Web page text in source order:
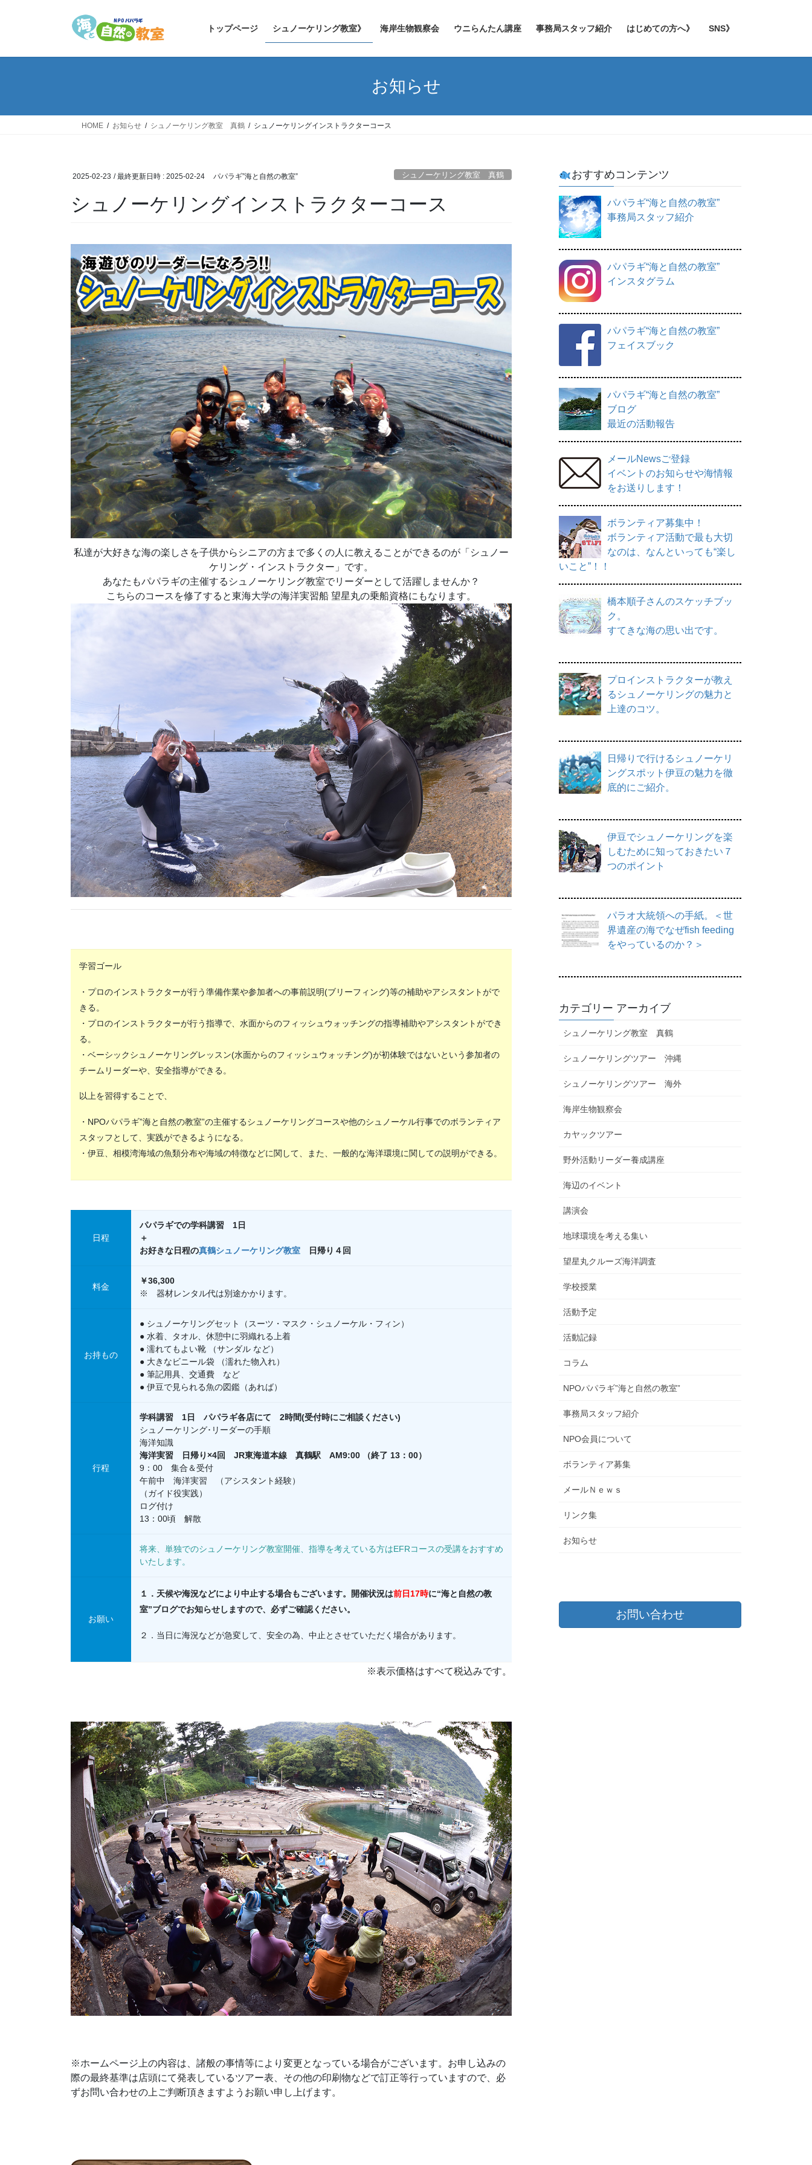
トップページ シュノーケリング教室》 海岸生物観察会 ウニらんたん講座 事務局スタッフ紹介 はじめての方へ》 SNS》
お知らせ
HOME お知らせ シュノーケリング教室 真鶴 シュノーケリングインストラクターコース
2025-02-23 / 最終更新日時 : 2025-02-24 パパラギ”海と自然の教室” シュノーケリング教室 真鶴
シュノーケリングインストラクターコース
私達が大好きな海の楽しさを子供からシニアの方まで多くの人に教えることができるのが「シュノー
ケリング・インストラクター」です。
あなたもパパラギの主催するシュノーケリング教室でリーダーとして活躍しませんか？
こちらのコースを修了すると東海大学の海洋実習船 望星丸の乗船資格にもなります。
学習ゴール
・プロのインストラクターが行う準備作業や参加者への事前説明(ブリーフィング)等の補助やアシスタントがで
きる。
・プロのインストラクターが行う指導で、水面からのフィッシュウォッチングの指導補助やアシスタントができ
る。
・ベーシックシュノーケリングレッスン(水面からのフィッシュウォッチング)が初体験ではないという参加者の
チームリーダーや、安全指導ができる。
以上を習得することで、
・NPOパパラギ”海と自然の教室”の主催するシュノーケリングコースや他のシュノーケル行事でのボランティア
スタッフとして、実践ができるようになる。
・伊豆、相模湾海域の魚類分布や海域の特徴などに関して、また、一般的な海洋環境に関しての説明ができる。
日程
パパラギでの学科講習 1日
＋
お好きな日程の真鶴シュノーケリング教室 日帰り４回
料金
￥36,300
※ 器材レンタル代は別途かかります。
お持もの
● シュノーケリングセット（スーツ・マスク・シュノーケル・フィン）
● 水着、タオル、休憩中に羽織れる上着
● 濡れてもよい靴 （サンダル など）
● 大きなビニール袋 （濡れた物入れ）
● 筆記用具、交通費 など
● 伊豆で見られる魚の図鑑（あれば）
行程
学科講習 1日 パパラギ各店にて 2時間(受付時にご相談ください)
シュノーケリング･リーダーの手順
海洋知識
海洋実習 日帰り×4回 JR東海道本線 真鶴駅 AM9:00 （終了 13：00）
9：00 集合＆受付
午前中 海洋実習 （アシスタント経験）
（ガイド役実践）
ログ付け
13：00頃 解散
将来、単独でのシュノーケリング教室開催、指導を考えている方はEFRコースの受講をおすすめ
いたします。
お願い
１．天候や海況などにより中止する場合もございます。開催状況は前日17時に“海と自然の教
室”ブログでお知らせしますので、必ずご確認ください。
２．当日に海況などが急変して、安全の為、中止とさせていただく場合があります。
※表示価格はすべて税込みです。
※ホームページ上の内容は、諸般の事情等により変更となっている場合がございます。お申し込みの
際の最終基準は店頭にて発表しているツアー表、その他の印刷物などで訂正等行っていますので、必
ずお問い合わせの上ご判断頂きますようお願い申し上げます。
おすすめコンテンツ
パパラギ“海と自然の教室”
事務局スタッフ紹介
パパラギ“海と自然の教室”
インスタグラム
パパラギ“海と自然の教室”
フェイスブック
パパラギ“海と自然の教室”
ブログ
最近の活動報告
メールNewsご登録
イベントのお知らせや海情報
をお送りします！
ボランティア募集中！
ボランティア活動で最も大切
なのは、なんといっても“楽し
いこと”！！
橋本順子さんのスケッチブッ
ク。
すてきな海の思い出です。
プロインストラクターが教え
るシュノーケリングの魅力と
上達のコツ。
日帰りで行けるシュノーケリ
ングスポット伊豆の魅力を徹
底的にご紹介。
伊豆でシュノーケリングを楽
しむために知っておきたい７
つのポイント
パラオ大統領への手紙。＜世
界遺産の海でなぜfish feeding
をやっているのか？＞
カテゴリー アーカイブ
シュノーケリング教室 真鶴
シュノーケリングツアー 沖縄
シュノーケリングツアー 海外
海岸生物観察会
カヤックツアー
野外活動リーダー養成講座
海辺のイベント
講演会
地球環境を考える集い
望星丸クルーズ海洋調査
学校授業
活動予定
活動記録
コラム
NPOパパラギ”海と自然の教室”
事務局スタッフ紹介
NPO会員について
ボランティア募集
メールＮｅｗｓ
リンク集
お知らせ
お問い合わせ